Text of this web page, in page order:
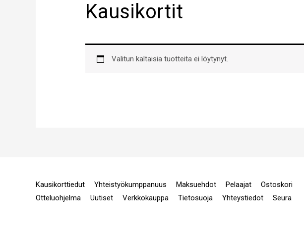
Kausikortit
Valitun kaltaisia tuotteita ei löytynyt.
Kausikorttiedut Yhteistyökumppanuus Maksuehdot Pelaajat
Ostoskori
Otteluohjelma
Uutiset Verkkokauppa Tietosuoja Yhteystiedot Seura